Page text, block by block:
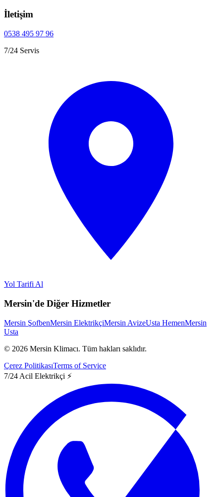
İletişim
0538 495 97 96
7/24 Servis
Yol Tarifi Al
Mersin'de Diğer Hizmetler
Mersin ŞofbenMersin ElektrikçiMersin AvizeUsta HemenMersin
Usta
© 2026 Mersin Klimacı. Tüm hakları saklıdır.
Çerez PolitikasıTerms of Service
7/24 Acil Elektrikçi ⚡